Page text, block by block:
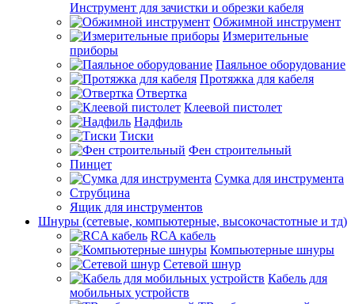
Инструмент для зачистки и обрезки кабеля
Обжимной инструмент
Измерительные
приборы
Паяльное оборудование
Протяжка для кабеля
Отвертка
Клеевой пистолет
Надфиль
Тиски
Фен строительный
Пинцет
Сумка для инструмента
Струбцина
Ящик для инструментов
Шнуры (сетевые, компьютерные, высокочастотные и тд)
RCA кабель
Компьютерные шнуры
Сетевой шнур
Кабель для
мобильных устройств